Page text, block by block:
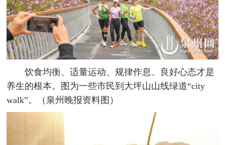
饮食均衡、适量运动、规律作息、良好心态才是
养生的根本。图为一些市民到大坪山山线绿道“city
walk”。（泉州晚报资料图）